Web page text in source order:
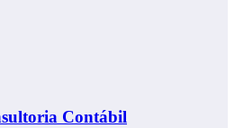
Contábil